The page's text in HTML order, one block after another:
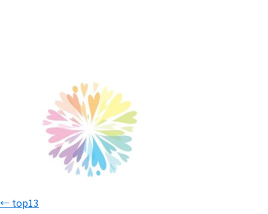
← top13